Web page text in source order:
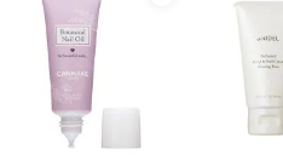
ハンドケア・
ドクリーム・
カラー
サイズ